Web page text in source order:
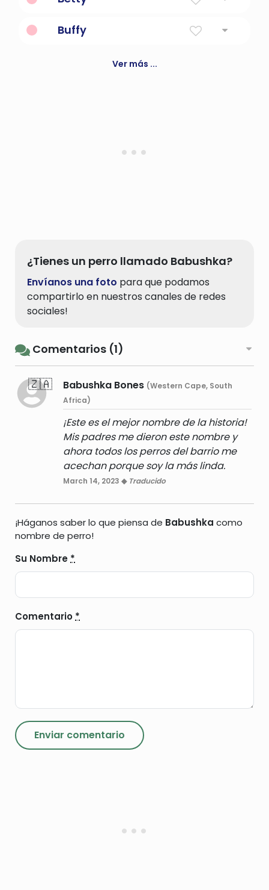
Buffy
cazavampiros.Ver más ...
¿Tienes un perro llamado Babushka?
Envíanos una foto para que podamos
compartirlo en nuestros canales de redes
sociales!
Comentarios (1)
🇿🇦 Babushka Bones (Western Cape, South
Africa)
¡Este es el mejor nombre de la historia!
Mis padres me dieron este nombre y
ahora todos los perros del barrio me
acechan porque soy la más linda.
March 14, 2023 ◆ Traducido
¡Háganos saber lo que piensa de Babushka como
nombre de perro!
Su Nombre *
Comentario *